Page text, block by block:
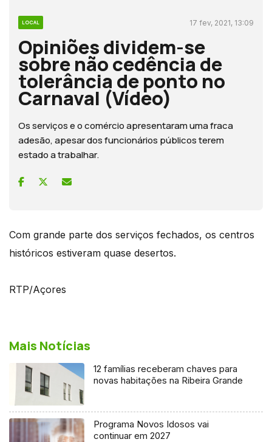
LOCAL 17 fev, 2021, 13:09
Opiniões dividem-se
sobre não cedência de
tolerância de ponto no
Carnaval (Vídeo)
Os serviços e o comércio apresentaram uma fraca
adesão, apesar dos funcionários públicos terem
estado a trabalhar.
Com grande parte dos serviços fechados, os centros
históricos estiveram quase desertos.
RTP/Açores
Mais Notícias
12 famílias receberam chaves para
novas habitações na Ribeira Grande
Programa Novos Idosos vai
continuar em 2027